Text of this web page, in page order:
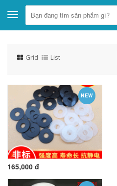
Toggle
navigation
Grid List
NEW
165,000 đ